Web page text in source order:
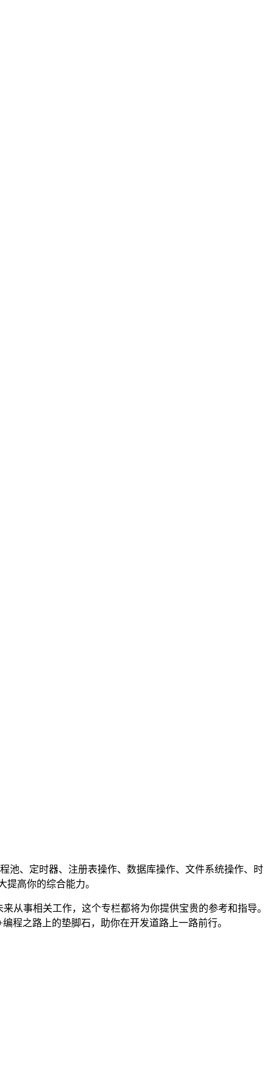
池、定时器、注册表操作、数据库操作、文件系统操作、时
高你的综合能力。
从事相关工作，这个专栏都将为你提供宝贵的参考和指导。
程之路上的垫脚石，助你在开发道路上一路前行。